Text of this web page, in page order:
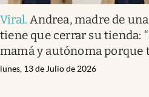
Viral. Andrea, madre de
tiene que cerrar su tienda:
mamá y autónoma porque
lunes, 13 de Julio de 2026